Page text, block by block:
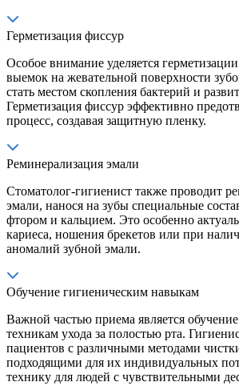
Герметизация фиссур
Особое внимание уделяется
выемок на жевательной поверхности
стать местом скопления бактерий и
Герметизация фиссур эффективно
процесс, создавая защитную пленку.
Реминерализация эмали
Стоматолог-гигиенист также проводит
эмали, нанося на зубы специальные
фтором и кальцием. Это особенно
кариеса, ношения брекетов или при
аномалий зубной эмали.
Обучение гигиеническим навыкам
Важной частью приема является
техникам ухода за полостью рта.
пациентов с различными методами
подходящими для их индивидуальных
технику для людей с чувствительными